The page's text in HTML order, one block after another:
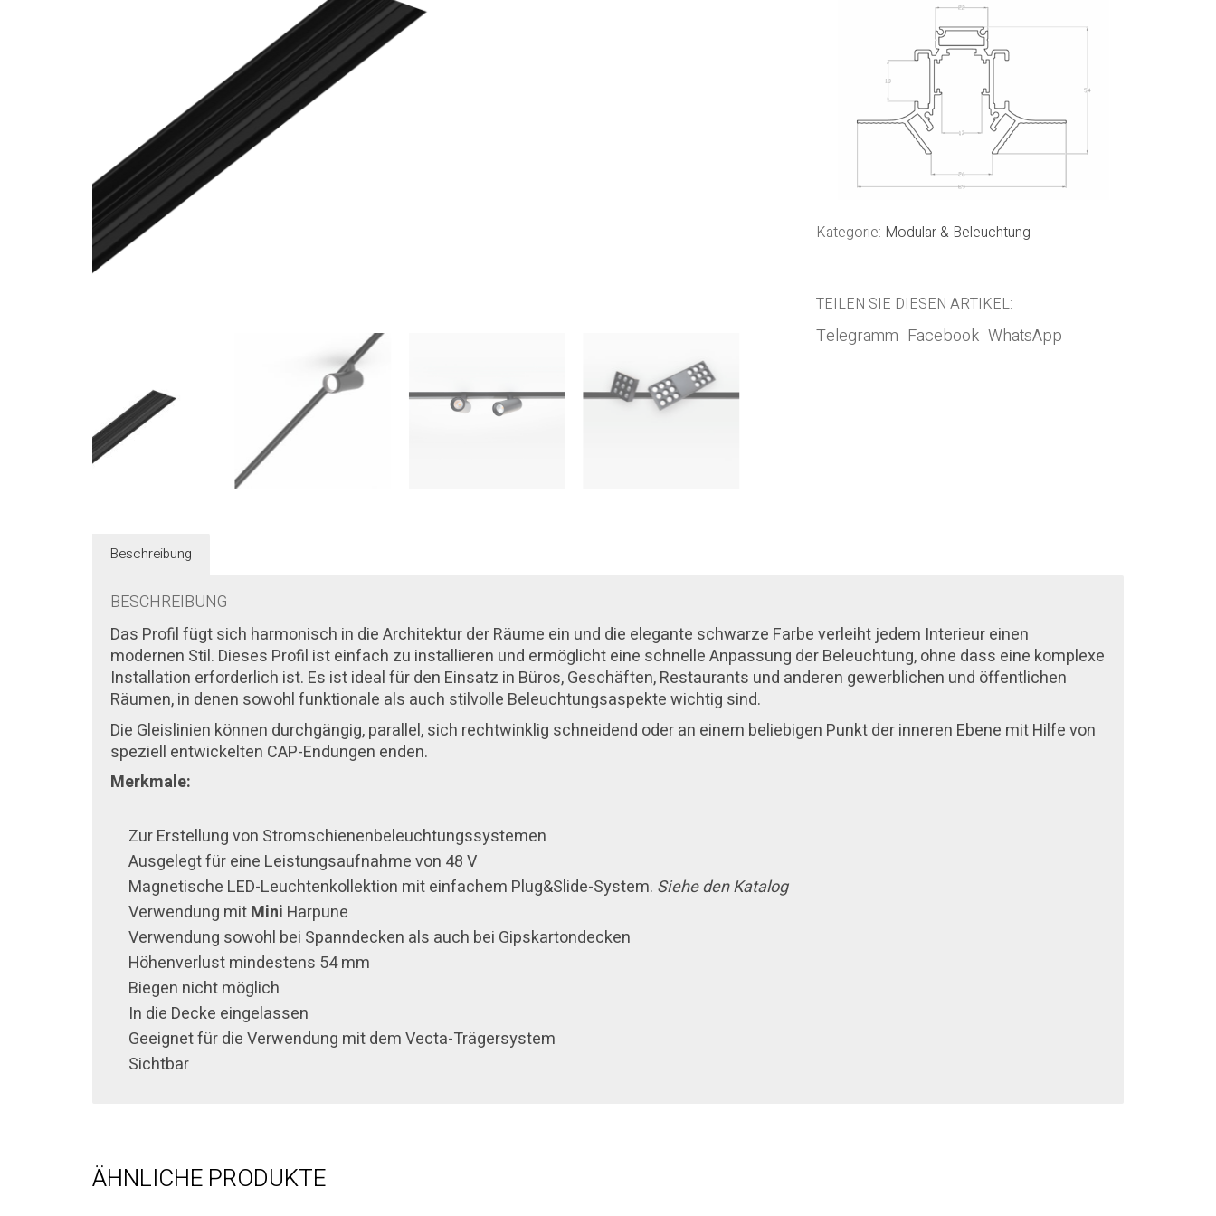
Kategorie: Modular & Beleuchtung
TEILEN SIE DIESEN ARTIKEL:
Telegramm Facebook WhatsApp
Beschreibung
BESCHREIBUNG
Das Profil fügt sich harmonisch in die Architektur der Räume ein und die elegante schwarze Farbe verleiht jedem Interieur einen
modernen Stil. Dieses Profil ist einfach zu installieren und ermöglicht eine schnelle Anpassung der Beleuchtung, ohne dass eine komplexe
Installation erforderlich ist. Es ist ideal für den Einsatz in Büros, Geschäften, Restaurants und anderen gewerblichen und öffentlichen
Räumen, in denen sowohl funktionale als auch stilvolle Beleuchtungsaspekte wichtig sind.
Die Gleislinien können durchgängig, parallel, sich rechtwinklig schneidend oder an einem beliebigen Punkt der inneren Ebene mit Hilfe von
speziell entwickelten CAP-Endungen enden.
Merkmale:
Zur Erstellung von Stromschienenbeleuchtungssystemen
Ausgelegt für eine Leistungsaufnahme von 48 V
Magnetische LED-Leuchtenkollektion mit einfachem Plug&Slide-System. Siehe den Katalog
Verwendung mitMini Harpune
Verwendung sowohl bei Spanndecken als auch bei Gipskartondecken
Höhenverlust mindestens 54 mm
Biegen nicht möglich
In die Decke eingelassen
Geeignet für die Verwendung mit dem Vecta-Trägersystem
Sichtbar
ÄHNLICHE PRODUKTE